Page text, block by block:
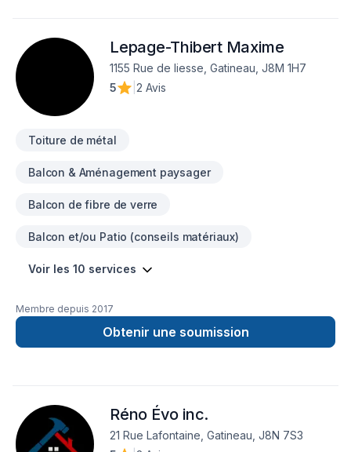
Lepage-Thibert Maxime
1155 Rue de liesse, Gatineau, J8M 1H7
5
2 Avis
Toiture de métal
Balcon & Aménagement paysager
Balcon de fibre de verre
Balcon et/ou Patio (conseils matériaux)
Voir les 10 services
Membre depuis 2017
Obtenir une soumission
Réno Évo inc.
21 Rue Lafontaine, Gatineau, J8N 7S3